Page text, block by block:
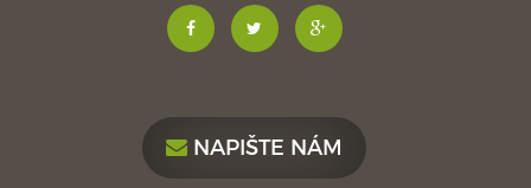
NAPIŠTE NÁM